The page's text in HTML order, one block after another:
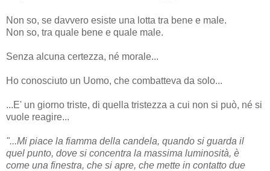
Non so, se davvero esiste una lotta tra bene e male.
Non so, tra quale bene e quale male.
Senza alcuna certezza, né morale...
Ho conosciuto un Uomo, che combatteva da solo...
...E' un giorno triste, di quella tristezza a cui non si può, né si
vuole reagire...
"...Mi piace la fiamma della candela, quando si guarda il
quel punto, dove si concentra la massima luminosità, è
come una finestra, che si apre, che mette in contatto due